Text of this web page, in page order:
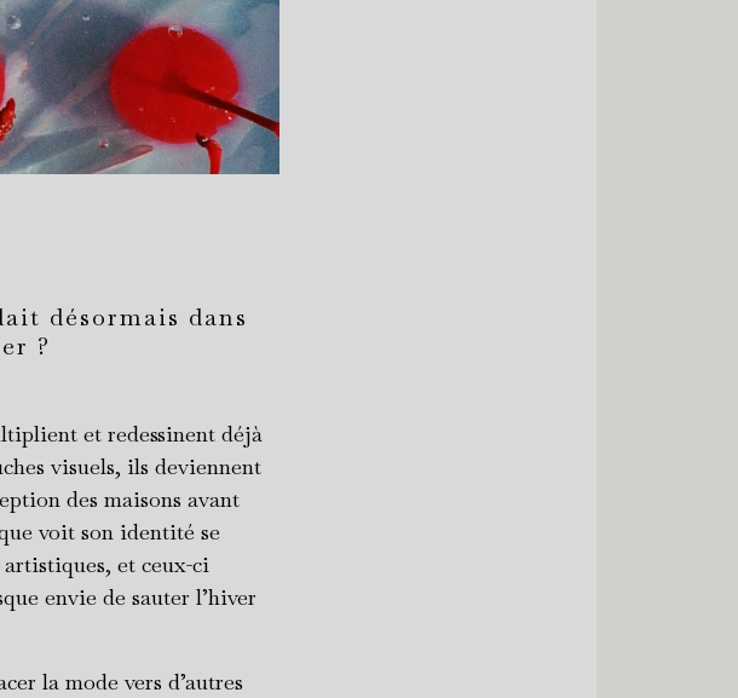
désormais dans
?
et redessinent déjà
visuels, ils deviennent
des maisons avant
voit son identité se
et ceux-ci
envie de sauter l’hiver
la mode vers d’autres